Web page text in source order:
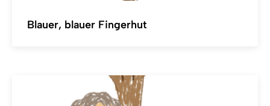
Blauer, blauer Fingerhut